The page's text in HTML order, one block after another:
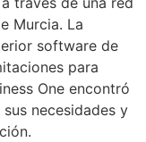
Murcia. La
software de
para
One encontró
necesidades y